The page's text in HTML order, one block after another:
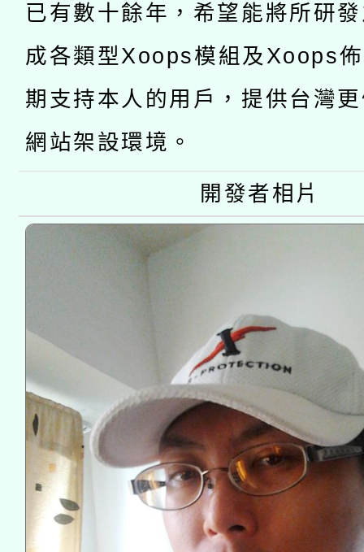
薪期間赴陸應申請許可
業技術研究院辦理「
用水績優單位及節水達
動」
115年8月22日(星期六
桃園市孔廟祈福系列
開 智慧啟航」
2026年桃園地景藝術
已有數十餘年，希望能將所研
成各類型Xoops模組及Xoops
期支持本人的用戶，提供台灣
網站架設環境。
開發者相片